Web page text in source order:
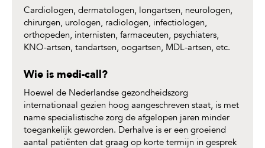
Cardiologen, dermatologen, longartsen, neurologen,
chirurgen, urologen, radiologen, infectiologen,
orthopeden, internisten, farmaceuten, psychiaters,
KNO-artsen, tandartsen, oogartsen, MDL-artsen, etc.
Wie is medi-call?
Hoewel de Nederlandse gezondheidszorg
internationaal gezien hoog aangeschreven staat, is met
name specialistische zorg de afgelopen jaren minder
toegankelijk geworden. Derhalve is er een groeiend
aantal patiënten dat graag op korte termijn in gesprek